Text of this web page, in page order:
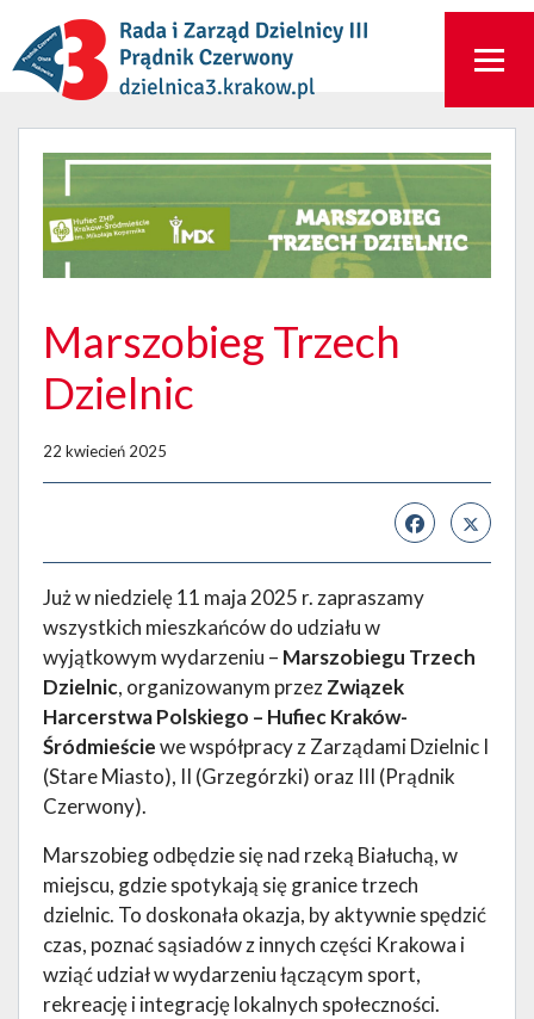
Marszobieg Trzech
Dzielnic
22 kwiecień 2025
Już w niedzielę 11 maja 2025 r. zapraszamy
wszystkich mieszkańców do udziału w
wyjątkowym wydarzeniu – Marszobiegu Trzech
Dzielnic, organizowanym przezZwiązek
Harcerstwa Polskiego – Hufiec Kraków-
Śródmieściewe współpracy z Zarządami Dzielnic I
(Stare Miasto), II (Grzegórzki) oraz III (Prądnik
Czerwony).
Marszobieg odbędzie się nad rzeką Białuchą, w
miejscu, gdzie spotykają się granice trzech
dzielnic. To doskonała okazja, by aktywnie spędzić
czas, poznać sąsiadów z innych części Krakowa i
wziąć udział w wydarzeniu łączącym sport,
rekreację i integrację lokalnych społeczności.